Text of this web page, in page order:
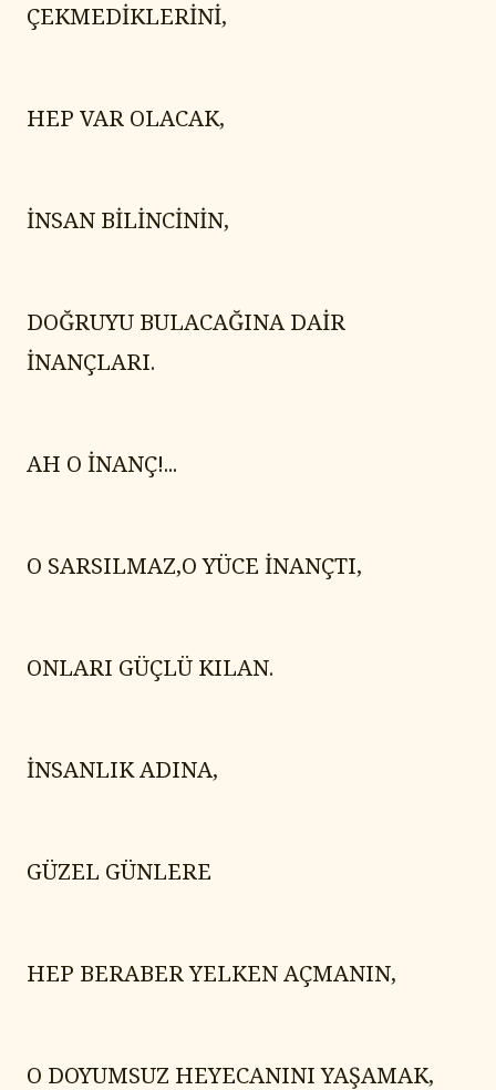
ÇEKMEDİKLERİNİ,
HEP VAR OLACAK,
İNSAN BİLİNCİNİN,
DOĞRUYU BULACAĞINA DAİR
İNANÇLARI.
AH O İNANÇ!...
O SARSILMAZ,O YÜCE İNANÇTI,
ONLARI GÜÇLÜ KILAN.
İNSANLIK ADINA,
GÜZEL GÜNLERE
HEP BERABER YELKEN AÇMANIN,
O DOYUMSUZ HEYECANINI YAŞAMAK,